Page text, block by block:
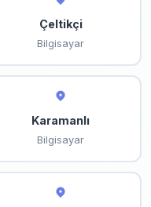
Çeltikçi
Bilgisayar
Karamanlı
Bilgisayar